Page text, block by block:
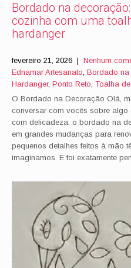
Bordado na
cozinha com uma
hardanger
fevereiro 21, 2026 | Nenhum
Ednamar Artesanato, Bordado na
Hardanger, Ponto Reto, Toalha
O Bordado na Decoração Olá,
conversar com vocês sobre algo
com delicadeza: o bordado na
em grandes mudanças para
pequenos detalhes feitos à mão
imaginamos. E foi exatamente